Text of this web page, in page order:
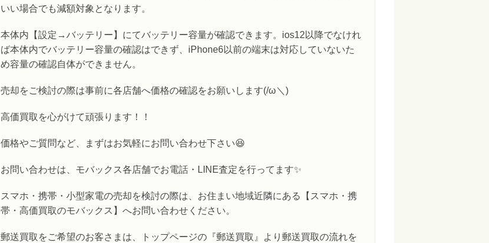
いい場合でも減額対象となります。
本体内【設定→バッテリー】にてバッテリー容量が確認できます。ios12以降でなけれ
ば本体内でバッテリー容量の確認はできず、iPhone6以前の端末は対応していないた
め容量の確認自体ができません。
売却をご検討の際は事前に各店舗へ価格の確認をお願いします(/ω＼)
高価買取を心がけて頑張ります！！
価格やご質問など、まずはお気軽にお問い合わせ下さい😆
お問い合わせは、モバックス各店舗でお電話・LINE査定を行ってます✨
スマホ・携帯・小型家電の売却を検討の際は、お住まい地域近隣にある【スマホ・携
帯・高価買取のモバックス】へお問い合わせください。
郵送買取をご希望のお客さまは、トップページの『郵送買取』より郵送買取の流れを